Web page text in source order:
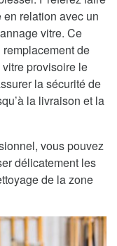
relation avec un
vitre. Ce
de
provisoire le
la sécurité de
la livraison et la
vous pouvez
délicatement les
de la zone